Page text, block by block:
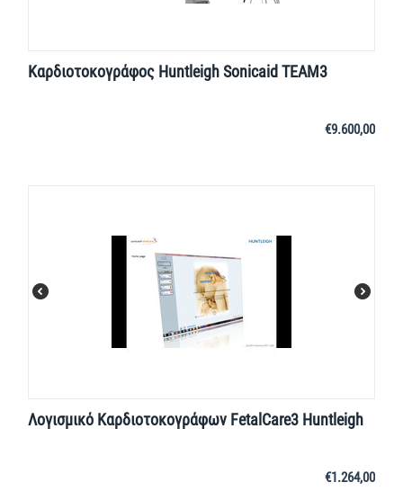
Καρδιοτοκογράφος Huntleigh Sonicaid TEAM3
€9.600,00
Λογισμικό Καρδιοτοκογράφων FetalCare3 Huntleigh
€1.264,00